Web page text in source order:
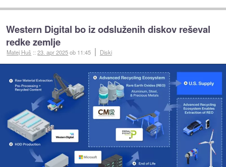
Western Digital bo iz odsluženih diskov reševal
redke zemlje
Matej Huš ::23. apr 2025ob 11:45 Diski